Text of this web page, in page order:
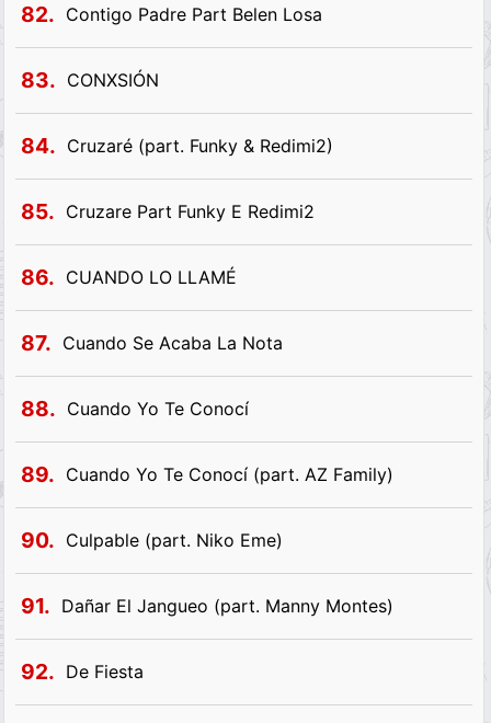
82. Contigo Padre Part Belen Losa
83. CONXSIÓN
84. Cruzaré (part. Funky & Redimi2)
85. Cruzare Part Funky E Redimi2
86. CUANDO LO LLAMÉ
87. Cuando Se Acaba La Nota
88. Cuando Yo Te Conocí
89. Cuando Yo Te Conocí (part. AZ Family)
90. Culpable (part. Niko Eme)
91. Dañar El Jangueo (part. Manny Montes)
92. De Fiesta